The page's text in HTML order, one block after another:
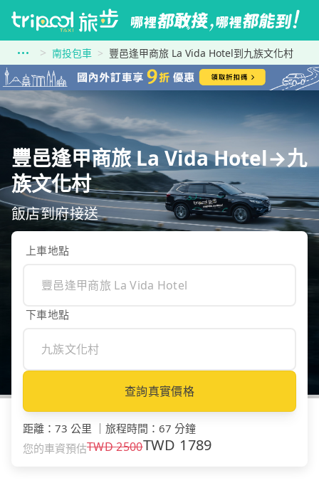
南投包車 豐邑逢甲商旅 La Vida Hotel到九族文化村
豐邑逢甲商旅 La Vida Hotel→九
族文化村
飯店到府接送
上車地點
下車地點
查詢真實價格
距離 ： 73 公里 旅程時間 ： 67 分鐘
您的車資預估TWD2500TWD 1789